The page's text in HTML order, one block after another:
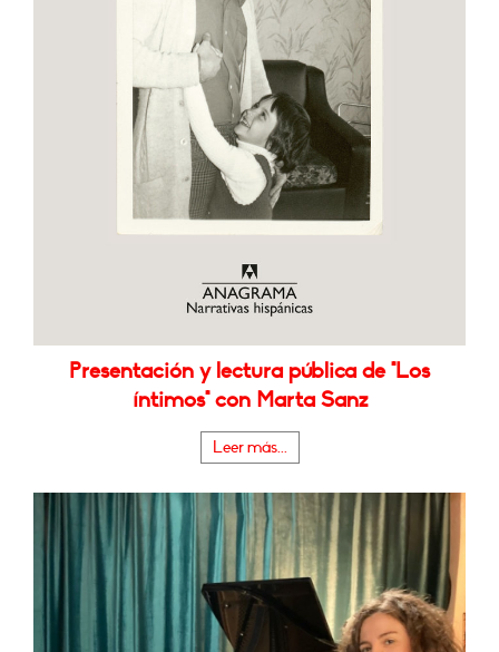
Presentación y lectura pública de "Los
íntimos" con Marta Sanz
Leer más...